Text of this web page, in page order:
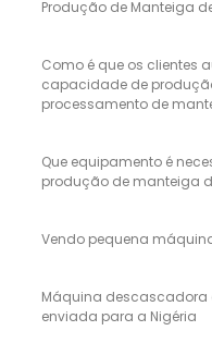
Produção de Manteiga
Como é que os clientes
capacidade de
processamento de
Que equipamento é
produção de manteiga
Vendo pequena
Máquina descascadora
enviada para a Nigéria